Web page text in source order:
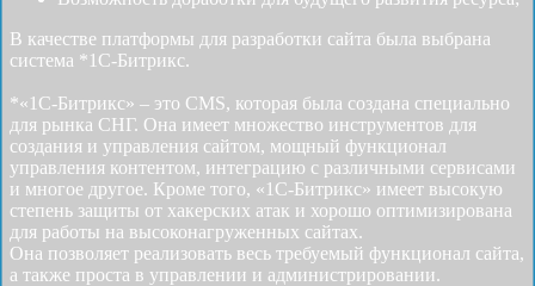
В качестве платформы для разработки сайта была выбрана
система *1С-Битрикс.
*«1С-Битрикс» – это CMS, которая была создана специально
для рынка СНГ. Она имеет множество инструментов для
создания и управления сайтом, мощный функционал
управления контентом, интеграцию с различными сервисами
и многое другое. Кроме того, «1С-Битрикс» имеет высокую
степень защиты от хакерских атак и хорошо оптимизирована
для работы на высоконагруженных сайтах.
Она позволяет реализовать весь требуемый функционал сайта,
а также проста в управлении и администрировании.